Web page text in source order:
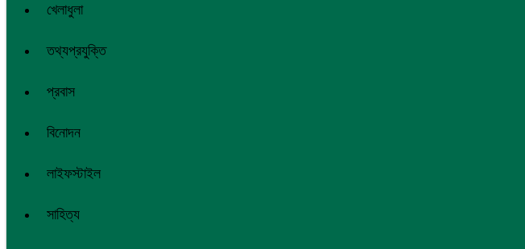
খেলাধুলা
তথ্যপ্রযুক্তি
প্রবাস
বিনোদন
লাইফস্টাইল
সাহিত্য